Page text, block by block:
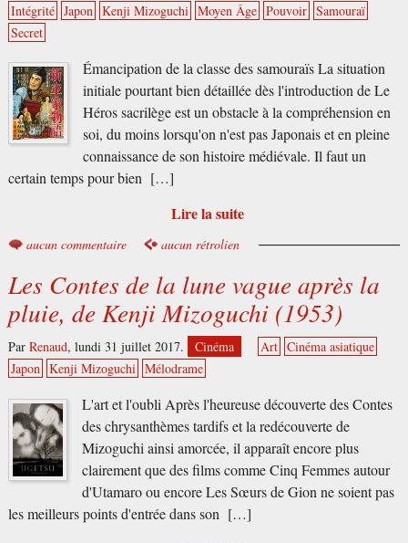
Intégrité Japon Kenji Mizoguchi Moyen Âge Pouvoir Samouraï
Secret
Émancipation de la classe des samouraïs La situation
initiale pourtant bien détaillée dès l'introduction de Le
Héros sacrilège est un obstacle à la compréhension en
soi, du moins lorsqu'on n'est pas Japonais et en pleine
connaissance de son histoire médiévale. Il faut un
certain temps pour bien […]
Lire la suite
aucun commentaire aucun rétrolien
Les Contes de la lune vague après la
pluie, de Kenji Mizoguchi (1953)
Par Renaud, lundi 31 juillet 2017. Cinéma Art Cinéma asiatique
Japon Kenji Mizoguchi Mélodrame
L'art et l'oubli Après l'heureuse découverte des Contes
des chrysanthèmes tardifs et la redécouverte de
Mizoguchi ainsi amorcée, il apparaît encore plus
clairement que des films comme Cinq Femmes autour
d'Utamaro ou encore Les Sœurs de Gion ne soient pas
les meilleurs points d'entrée dans son […]